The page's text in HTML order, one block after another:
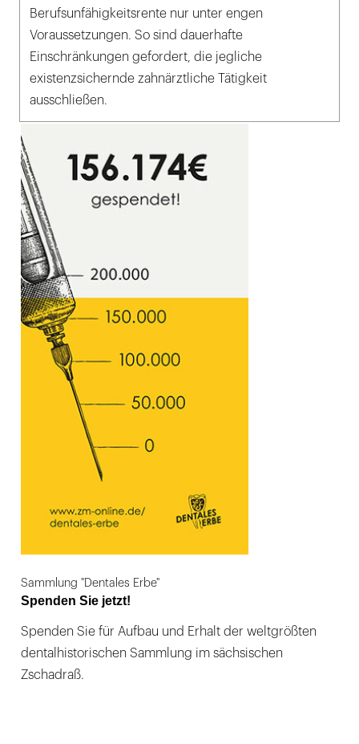
Berufsunfähigkeitsrente nur unter engen
Voraussetzungen. So sind dauerhafte
Einschränkungen gefordert, die jegliche
existenzsichernde zahnärztliche Tätigkeit
ausschließen.
Sammlung "Dentales Erbe"
Spenden Sie jetzt!
Spenden Sie für Aufbau und Erhalt der weltgrößten
dentalhistorischen Sammlung im sächsischen
Zschadraß.